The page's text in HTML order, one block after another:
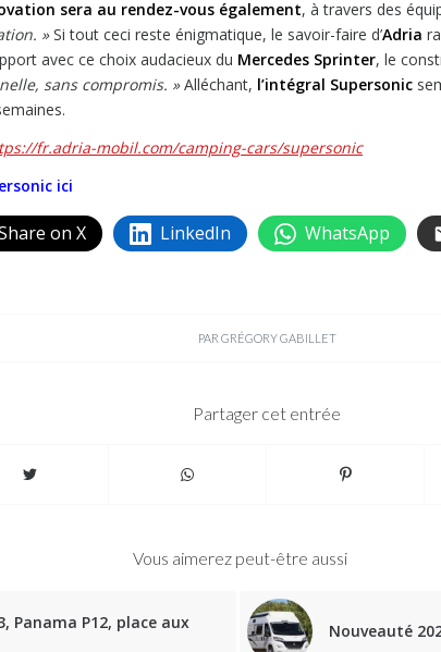
sera au rendez-vous également, à travers des
»Si tout ceci reste énigmatique, le savoir-faire d’Adria
avec ce choix audacieux du Mercedes Sprinter, le
sans compromis. »Alléchant, l’intégral Supersonic
fr.adria-mobil.com/camping-cars/supersonic
ici
on X LinkedIn WhatsApp
PAR GRÉGORY GABILLET
Partager cet entrée
Vous aimerez peut-être aussi
Panama P12, place aux
Nouveauté